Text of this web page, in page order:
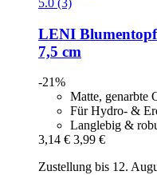
LENI
7,5 cm
-21%
Matte, genarbte
Für Hydro- &
Langlebig &
3,14 € 3,99 €
Zustellung bis 12.